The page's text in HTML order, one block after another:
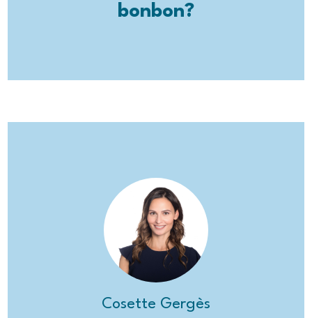
bonbon?
Cosette Gergès